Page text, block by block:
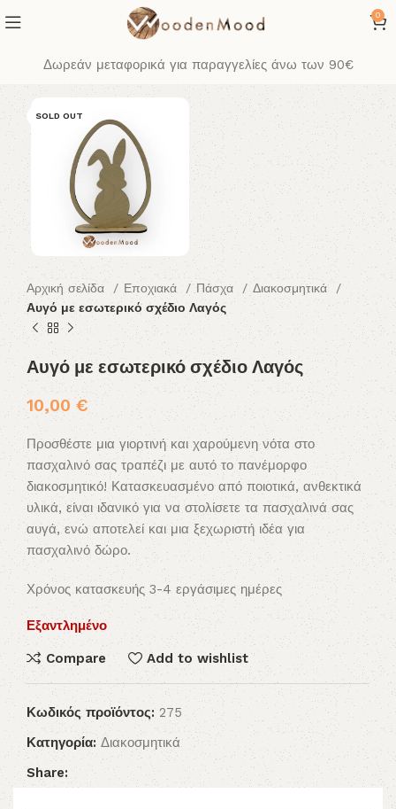
0
Δωρεάν μεταφορικά για παραγγελίες άνω των 90€
SOLD OUT
Αρχική σελίδα Εποχιακά Πάσχα
Διακοσμητικά
Αυγό με εσωτερικό σχέδιο Λαγός
Αυγό με εσωτερικό σχέδιο Λαγός
10,00 €
Προσθέστε μια γιορτινή και χαρούμενη νότα στο
πασχαλινό σας τραπέζι με αυτό το πανέμορφο
διακοσμητικό! Κατασκευασμένο από ποιοτικά, ανθεκτικά
υλικά, είναι ιδανικό για να στολίσετε τα πασχαλινά σας
αυγά, ενώ αποτελεί και μια ξεχωριστή ιδέα για
πασχαλινό δώρο.
Χρόνος κατασκευής 3-4 εργάσιμες ημέρες
Εξαντλημένο
Compare Add to wishlist
Κωδικός προϊόντος: 275
Κατηγορία: Διακοσμητικά
Share: